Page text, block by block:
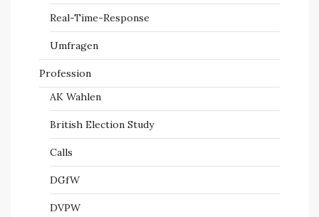
Real-Time-Response
Umfragen
Profession
AK Wahlen
British Election Study
Calls
DGfW
DVPW